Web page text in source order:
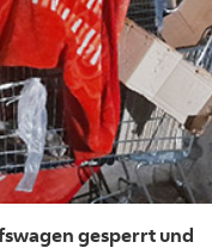
gesperrt und